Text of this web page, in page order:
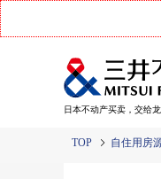
日本不动产买卖，交给
TOP 自住用房